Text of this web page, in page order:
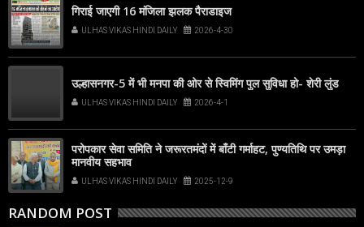
गिराई जाएगी 16 मंजिला झलक पैराडाइज
ULHAS VIKAS HINDI DAILY 2026-4-30
उल्हासनगर-5 में भी मनपा की ओर से स्विमिंग पुल सुविधा हो- शेरी लुंड
ULHAS VIKAS HINDI DAILY 2026-4-1
परोपकार सेवा समिति ने जरूरतमंदों में बाँटी गर्माहट, पुण्यतिथि पर उमड़ा
मानवीय सहभाव
ULHAS VIKAS HINDI DAILY 2025-12-9
RANDOM POST